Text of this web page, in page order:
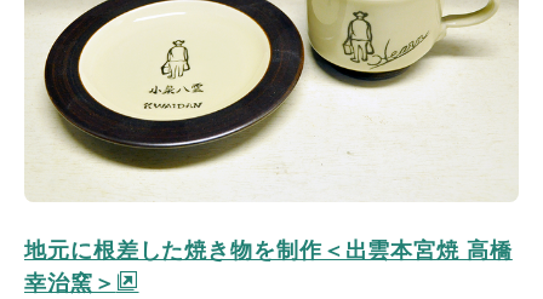
地元に根差した焼き物を制作＜出雲本宮焼 高橋
幸治窯＞